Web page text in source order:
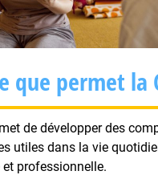
que permet la
de développer des
utiles dans la vie
et professionnelle.